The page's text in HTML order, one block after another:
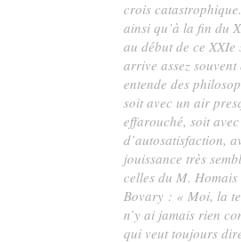
crois
ainsi qu’à la fin du
au début de ce XXIe
arrive assez souvent
entende des
soit avec un air
effarouché, soit
d’autosatisfaction,
jouissance très
celles du M. Homais
Bovary : « Moi, la
n’y ai jamais rien
qui veut toujours